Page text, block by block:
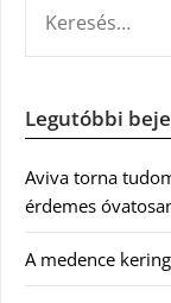
Legutóbbi
Aviva torna
érdemes
A medence